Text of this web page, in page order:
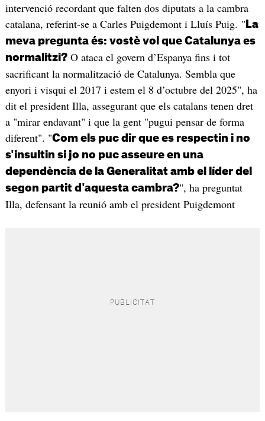
intervenció recordant que falten dos diputats a la cambra
catalana, referint-se a Carles Puigdemont i Lluís Puig. " La
meva pregunta és: vostè vol que Catalunya es
normalitzi?O ataca el govern d’Espanya fins i tot
sacrificant la normalització de Catalunya. Sembla que
enyori i visqui el 2017 i estem el 8 d’octubre del 2025", ha
dit el president Illa, assegurant que els catalans tenen dret
a "mirar endavant" i que la gent "pugui pensar de forma
diferent". "Com els puc dir que es respectin i no
s'insultin si jo no puc asseure en una
dependència de la Generalitat amb el líder del
segon partit d'aquesta cambra?", ha preguntat
Illa, defensant la reunió amb el president Puigdemont